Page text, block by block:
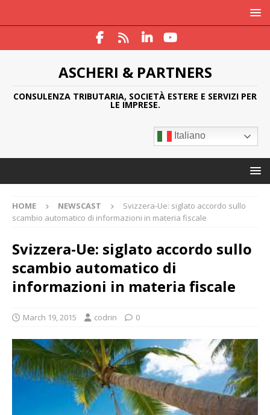
ASCHERI & PARTNERS
CONSULENZA TRIBUTARIA, SOCIETÀ ESTERE E SERVIZI PER
LE IMPRESE.
Italiano
HOME NEWSCAST
Svizzera-Ue: siglato accordo sullo
scambio automatico di informazioni in materia fiscale
Svizzera-Ue: siglato accordo sullo
scambio automatico di
informazioni in materia fiscale
March 19, 2015 codrin 0